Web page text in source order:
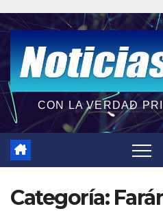
CON LA VERDAD
Categoría: